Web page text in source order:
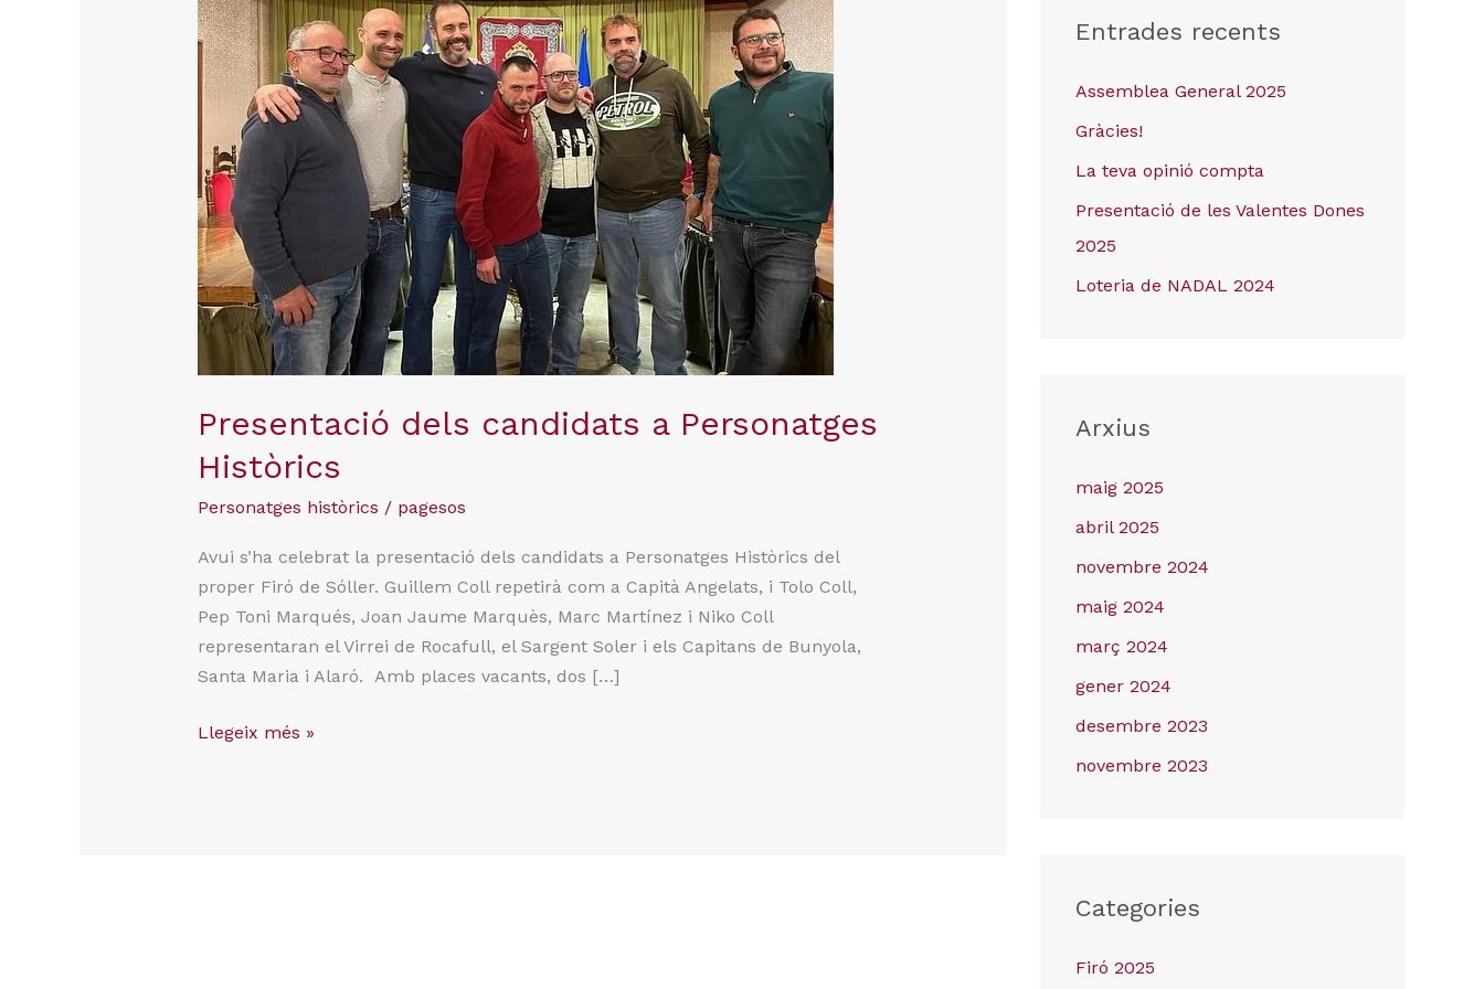
Presentació dels candidats a Personatges
Històrics
Personatges històrics / pagesos
Avui s’ha celebrat la presentació dels candidats a Personatges Històrics del
proper Firó de Sóller. Guillem Coll repetirà com a Capità Angelats, i Tolo Coll,
Pep Toni Marqués, Joan Jaume Marquès, Marc Martínez i Niko Coll
representaran el Virrei de Rocafull, el Sargent Soler i els Capitans de Bunyola,
Santa Maria i Alaró. Amb places vacants, dos […]
Personatges
Històrics
Llegeix més »
Entrades recents
Assemblea General 2025
Gràcies!
La teva opinió compta
Presentació de les Valentes Dones
2025
Loteria de NADAL 2024
Arxius
maig 2025
abril 2025
novembre 2024
maig 2024
març 2024
gener 2024
desembre 2023
novembre 2023
Categories
Firó 2025